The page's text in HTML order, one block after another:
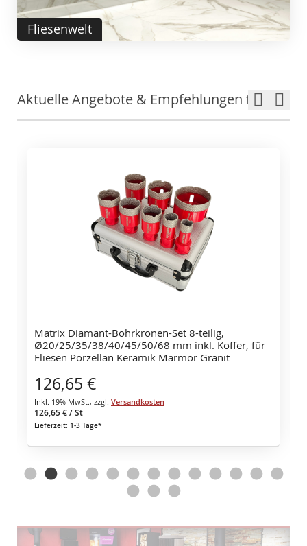
Fliesenwelt
Aktuelle Angebote & Empfehlungen für Sie
Matrix Diamant-Bohrkronen-Set 8-teilig,
Ø20/25/35/38/40/45/50/68 mm inkl. Koffer, für
Fliesen Porzellan Keramik Marmor Granit
126,65 €
Inkl. 19% MwSt. , zzgl. Versandkosten
126,65 €/ St
Lieferzeit: 1-3 Tage*